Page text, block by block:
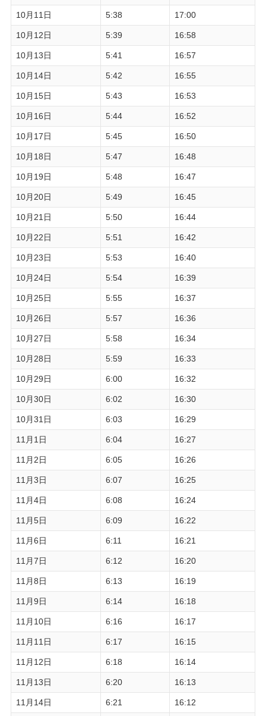
10月11日 5:38 17:00
10月12日 5:39 16:58
10月13日 5:41 16:57
10月14日 5:42 16:55
10月15日 5:43 16:53
10月16日 5:44 16:52
10月17日 5:45 16:50
10月18日 5:47 16:48
10月19日 5:48 16:47
10月20日 5:49 16:45
10月21日 5:50 16:44
10月22日 5:51 16:42
10月23日 5:53 16:40
10月24日 5:54 16:39
10月25日 5:55 16:37
10月26日 5:57 16:36
10月27日 5:58 16:34
10月28日 5:59 16:33
10月29日 6:00 16:32
10月30日 6:02 16:30
10月31日 6:03 16:29
11月1日 6:04 16:27
11月2日 6:05 16:26
11月3日 6:07 16:25
11月4日 6:08 16:24
11月5日 6:09 16:22
11月6日 6:11 16:21
11月7日 6:12 16:20
11月8日 6:13 16:19
11月9日 6:14 16:18
11月10日 6:16 16:17
11月11日 6:17 16:15
11月12日 6:18 16:14
11月13日 6:20 16:13
11月14日 6:21 16:12